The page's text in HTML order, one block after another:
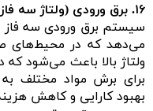
۱۶. برق ورودی (ولتاژ سه فاز
می‌دهد که در محیط‌های
ولتاژ بالا باعث می‌شود که
برای برش مواد مختلف به
بهبود کارایی و کاهش